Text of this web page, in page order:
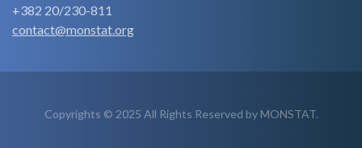
+382 20/230-811
contact@monstat.org
Copyrights © 2025 All Rights Reserved by MONSTAT.